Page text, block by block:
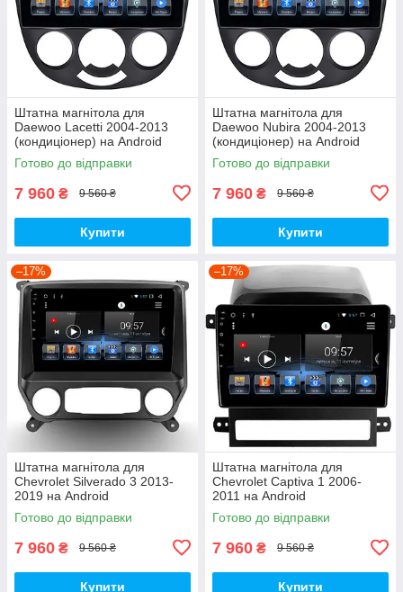
Штатна магнітола для
Daewoo Lacetti 2004-2013
(кондиціонер) на Android
Готово до відправки
7 960 ₴ 9 560 ₴
Купити
Штатна магнітола для
Daewoo Nubira 2004-2013
(кондиціонер) на Android
Готово до відправки
7 960 ₴ 9 560 ₴
Купити
–17%
Штатна магнітола для
Chevrolet Silverado 3 2013-
2019 на Android
Готово до відправки
7 960 ₴ 9 560 ₴
Купити
–17%
Штатна магнітола для
Chevrolet Captiva 1 2006-
2011 на Android
Готово до відправки
7 960 ₴ 9 560 ₴
Купити